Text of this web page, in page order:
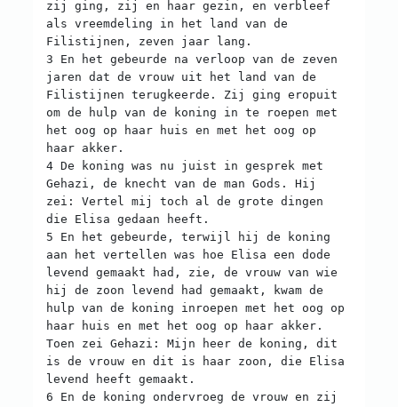
zij ging, zij en haar gezin, en verbleef
als vreemdeling in het land van de
Filistijnen, zeven jaar lang.
3 En het gebeurde na verloop van de zeven
jaren dat de vrouw uit het land van de
Filistijnen terugkeerde. Zij ging eropuit
om de hulp van de koning in te roepen met
het oog op haar huis en met het oog op
haar akker.
4 De koning was nu juist in gesprek met
Gehazi, de knecht van de man Gods. Hij
zei: Vertel mij toch al de grote dingen
die Elisa gedaan heeft.
5 En het gebeurde, terwijl hij de koning
aan het vertellen was hoe Elisa een dode
levend gemaakt had, zie, de vrouw van wie
hij de zoon levend had gemaakt, kwam de
hulp van de koning inroepen met het oog op
haar huis en met het oog op haar akker.
Toen zei Gehazi: Mijn heer de koning, dit
is de vrouw en dit is haar zoon, die Elisa
levend heeft gemaakt.
6 En de koning ondervroeg de vrouw en zij